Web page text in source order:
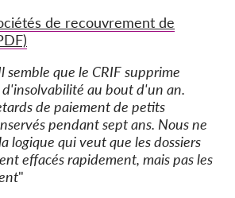
de recouvrement de
semble que le CRIF supprime
d'insolvabilité au bout d'un an.
de paiement de petits
pendant sept ans. Nous ne
logique qui veut que les dossiers
effacés rapidement, mais pas les
"